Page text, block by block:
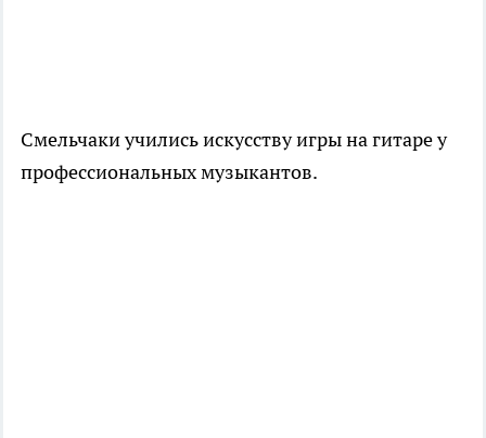
Смельчаки учились искусству игры на гитаре у
профессиональных музыкантов.